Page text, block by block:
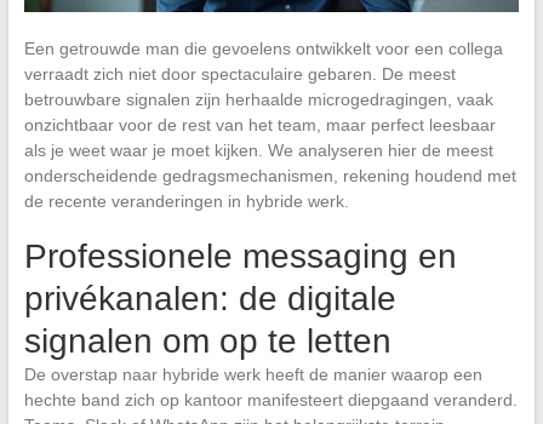
Een getrouwde man die gevoelens ontwikkelt voor een collega
verraadt zich niet door spectaculaire gebaren. De meest
betrouwbare signalen zijn herhaalde microgedragingen, vaak
onzichtbaar voor de rest van het team, maar perfect leesbaar
als je weet waar je moet kijken. We analyseren hier de meest
onderscheidende gedragsmechanismen, rekening houdend met
de recente veranderingen in hybride werk.
Professionele messaging en
privékanalen: de digitale
signalen om op te letten
De overstap naar hybride werk heeft de manier waarop een
hechte band zich op kantoor manifesteert diepgaand veranderd.